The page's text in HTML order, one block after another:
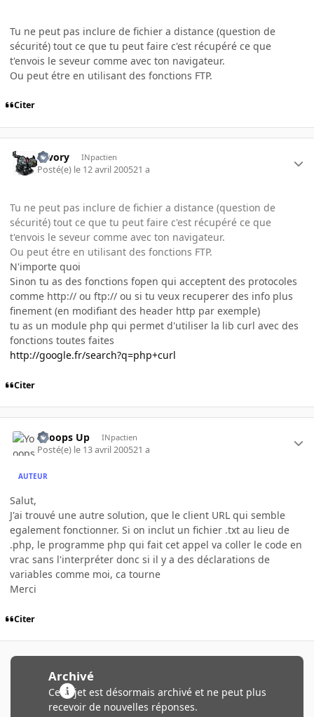
Tu ne peut pas inclure de fichier a distance (question de
sécurité) tout ce que tu peut faire c'est récupéré ce que
t'envois le seveur comme avec ton navigateur.
Ou peut étre en utilisant des fonctions FTP.
Citer
savory INpactien
Posté(e) le 12 avril 200521 a
Tu ne peut pas inclure de fichier a distance (question de
sécurité) tout ce que tu peut faire c'est récupéré ce que
t'envois le seveur comme avec ton navigateur.
Ou peut étre en utilisant des fonctions FTP.
N'importe quoi
Sinon tu as des fonctions fopen qui acceptent des protocoles
comme http:// ou ftp:// ou si tu veux recuperer des info plus
finement (en modifiant des header http par exemple)
tu as un module php qui permet d'utiliser la lib curl avec des
fonctions toutes faites
http://google.fr/search?q=php+curl
Citer
Yooops Up INpactien
Posté(e) le 13 avril 200521 a
AUTEUR
Salut,
J'ai trouvé une autre solution, que le client URL qui semble
egalement fonctionner. Si on inclut un fichier .txt au lieu de
.php, le programme php qui fait cet appel va coller le code en
vrac sans l'interpréter donc si il y a des déclarations de
variables comme moi, ca tourne
Merci
Citer
Archivé
Ce sujet est désormais archivé et ne peut plus
recevoir de nouvelles réponses.